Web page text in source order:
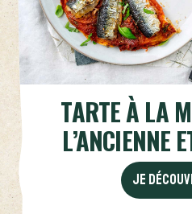
TARTE À LA
L’ANCIENNE
Je